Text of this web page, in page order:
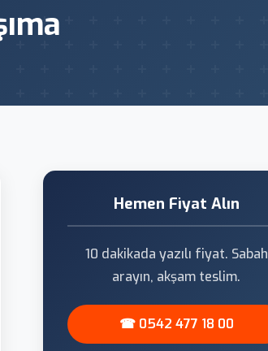
Hemen Fiyat Alın
10 dakikada yazılı fiyat. Sabah
arayın, akşam teslim.
☎ 0542 477 18 00